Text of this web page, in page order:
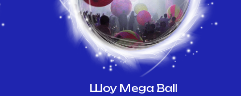
Шоу Mega Ball